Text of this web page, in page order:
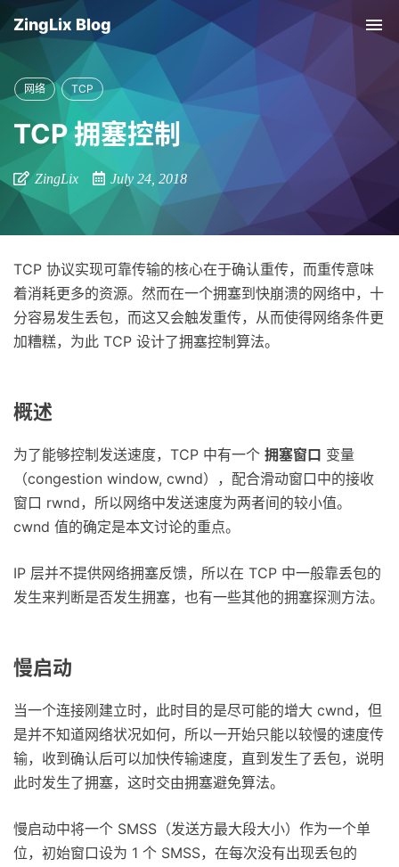
ZingLix Blog
网络 TCP
TCP 拥塞控制
ZingLix July 24, 2018
TCP 协议实现可靠传输的核心在于确认重传，而重传意味
着消耗更多的资源。然而在一个拥塞到快崩溃的网络中，十
分容易发生丢包，而这又会触发重传，从而使得网络条件更
加糟糕，为此 TCP 设计了拥塞控制算法。
概述
为了能够控制发送速度，TCP 中有一个 拥塞窗口 变量
（congestion window, cwnd），配合滑动窗口中的接收
窗口 rwnd，所以网络中发送速度为两者间的较小值。
cwnd 值的确定是本文讨论的重点。
IP 层并不提供网络拥塞反馈，所以在 TCP 中一般靠丢包的
发生来判断是否发生拥塞，也有一些其他的拥塞探测方法。
慢启动
当一个连接刚建立时，此时目的是尽可能的增大 cwnd，但
是并不知道网络状况如何，所以一开始只能以较慢的速度传
输，收到确认后可以加快传输速度，直到发生了丢包，说明
此时发生了拥塞，这时交由拥塞避免算法。
慢启动中将一个 SMSS（发送方最大段大小）作为一个单
位，初始窗口设为 1 个 SMSS，在每次没有出现丢包的